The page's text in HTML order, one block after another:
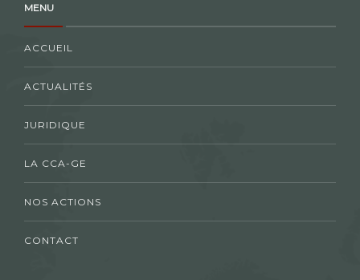
MENU
ACCUEIL
ACTUALITÉS
JURIDIQUE
LA CCA-GE
NOS ACTIONS
CONTACT